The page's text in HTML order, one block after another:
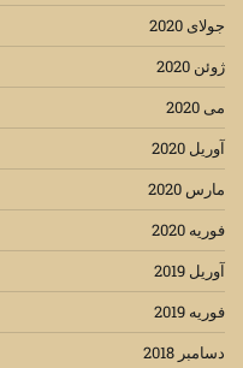
جولای 2020
ژوئن 2020
می 2020
آوریل 2020
مارس 2020
فوریه 2020
آوریل 2019
فوریه 2019
دسامبر 2018